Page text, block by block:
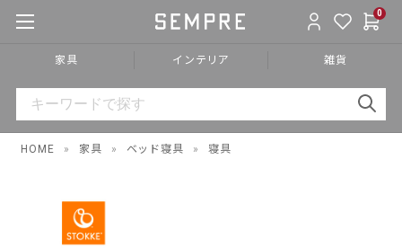
0
家具 インテリア 雑貨
HOME » 家具 » ベッド寝具 » 寝具